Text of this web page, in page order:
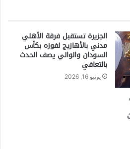
الجزيرة تستقبل فرقة الأهلي
مدني بالأهازيج لفوزه بكأس
السودان والوالي يصف الحدث
بالتعافي
يونيو 16, 2026